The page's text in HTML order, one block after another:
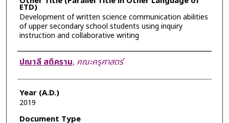
ETD)
Development of written science communication abilities
of upper secondary school students using inquiry
instruction and collaborative writing
Author
ปณาลี สติคราม, คณะครุศาสตร์
Year (A.D.)
2019
Document Type